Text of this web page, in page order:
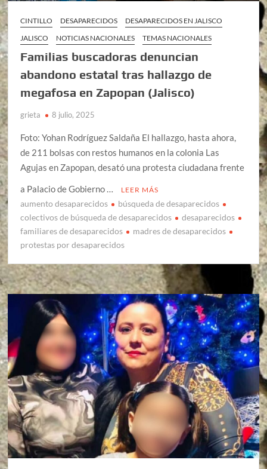
CINTILLO DESAPARECIDOS
DESAPARECIDOS EN JALISCO
JALISCO
NOTICIAS NACIONALES TEMAS NACIONALES
Familias buscadoras denuncian
abandono estatal tras hallazgo de
megafosa en Zapopan (Jalisco)
grieta 8 julio, 2025
Foto: Yohan Rodríguez Saldaña El hallazgo, hasta ahora,
de 211 bolsas con restos humanos en la colonia Las
Agujas en Zapopan, desató una protesta ciudadana frente
a Palacio de Gobierno …
LEER MÁS
aumento desaparecidos
búsqueda de desaparecidos
colectivos de búsqueda de desaparecidos
desaparecidos
familiares de desaparecidos
madres de desaparecidos
protestas por desaparecidos